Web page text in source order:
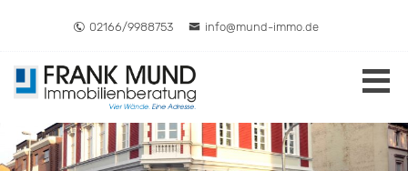
02166/9988753
info@mund-immo.de